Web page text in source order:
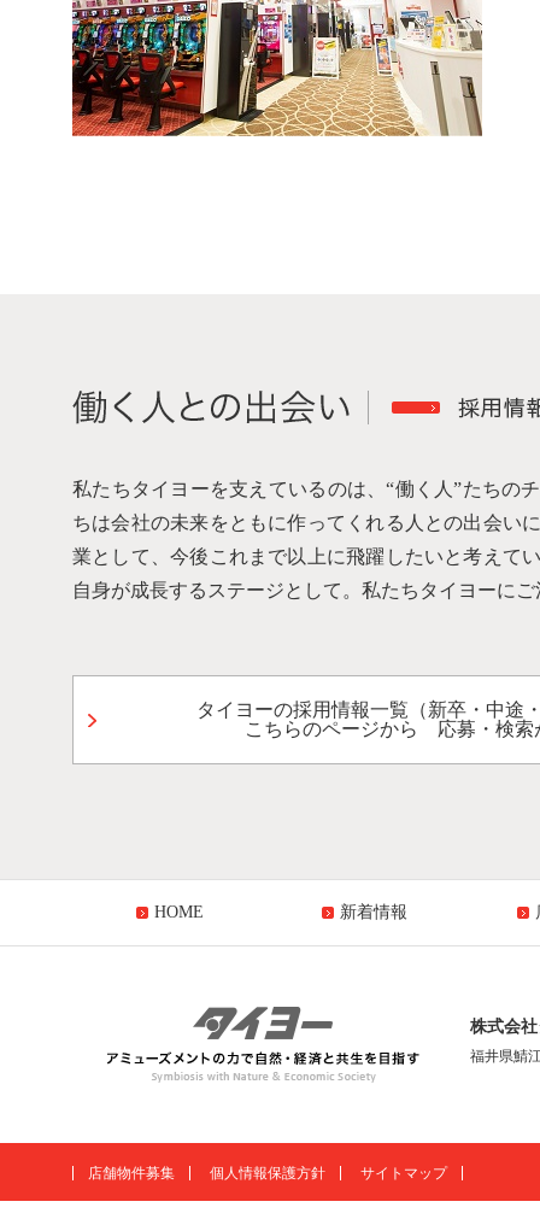
私たちタイヨーを支えているのは、“働く人”たちの
ちは会社の未来をともに作ってくれる人との出会い
業として、今後これまで以上に飛躍したいと考えて
自身が成長するステージとして。私たちタイヨーに
タイヨーの採用情報一覧（新卒・中途
こちらのページから 応募・検索
HOME 新着情報
株式会
福井県鯖
店舗物件募集 個人情報保護方針 サイトマップ